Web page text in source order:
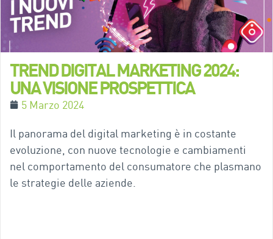
TREND DIGITAL MARKETING 2024:
UNA VISIONE PROSPETTICA
5 Marzo 2024
Il panorama del digital marketing è in costante
evoluzione, con nuove tecnologie e cambiamenti
nel comportamento del consumatore che plasmano
le strategie delle aziende.